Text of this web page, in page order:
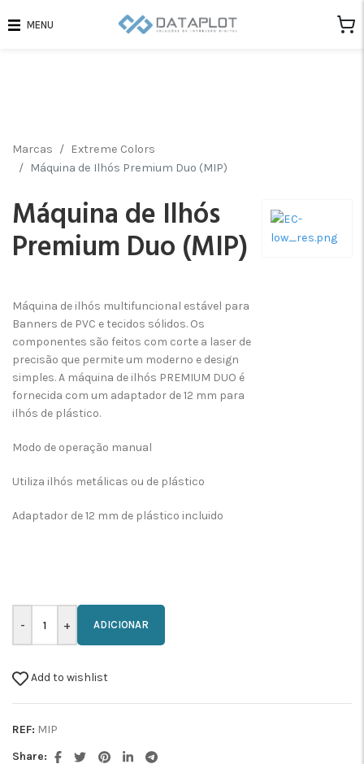
MENU
Marcas
Extreme Colors
Máquina de Ilhós Premium Duo (MIP)
Máquina de Ilhós
Premium Duo (MIP)
Máquina de ilhós multifuncional estável para
Banners de PVC e tecidos sólidos. Os
componentes são feitos com corte a laser de
precisão que permite um moderno e design
simples. A máquina de ilhós PREMIUM DUO é
fornecida com um adaptador de 12 mm para
ilhós de plástico.
Modo de operação manual
Utiliza ilhós metálicas ou de plástico
Adaptador de 12 mm de plástico incluido
ADICIONAR
Add to wishlist
REF: MIP
Share: